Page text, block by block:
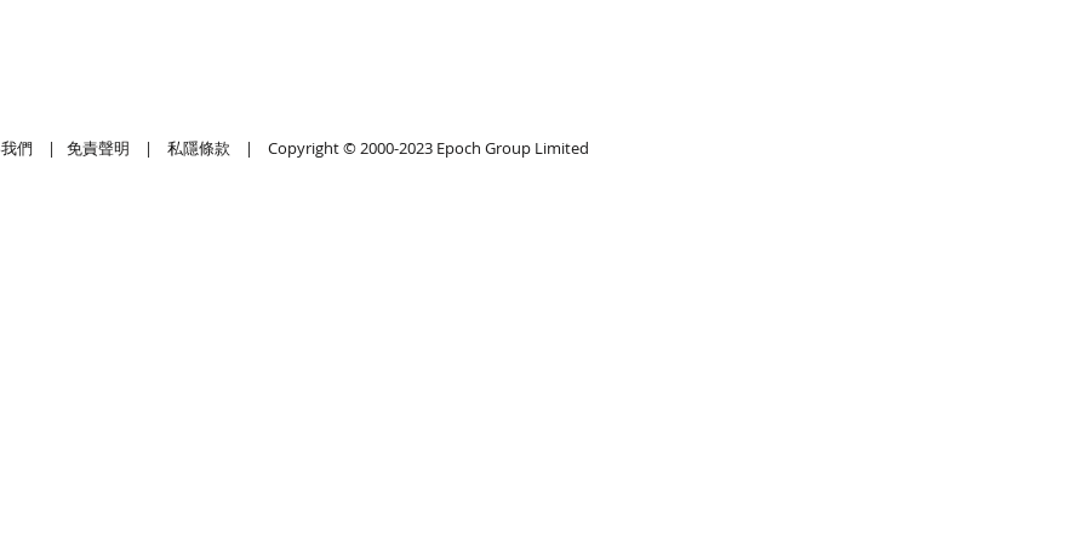
們 | 免責聲明 | 私隱條款 | Copyright © 2000-2023 Epoch Group Limited